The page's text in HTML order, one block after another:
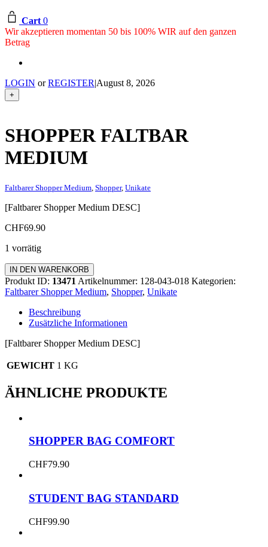
Cart 0
Wir akzeptieren momentan 50 bis 100% WIR auf den ganzen
Betrag
LOGIN orREGISTER|August 8, 2026
+
SHOPPER FALTBAR
MEDIUM
Faltbarer Shopper Medium Shopper, Unikate
[Faltbarer Shopper Medium DESC]
CHF69.90
1 vorrätig
Shopper
faltbar
Medium
IN DEN WARENKORB
Produkt ID: 13471 Artikelnummer: 128-043-018 Kategorien:
Faltbarer Shopper Medium, Shopper, Unikate
Beschreibung
Zusätzliche Informationen
[Faltbarer Shopper Medium DESC]
GEWICHT 1 KG
ÄHNLICHE PRODUKTE
SHOPPER BAG COMFORT
CHF79.90
STUDENT BAG STANDARD
CHF99.90